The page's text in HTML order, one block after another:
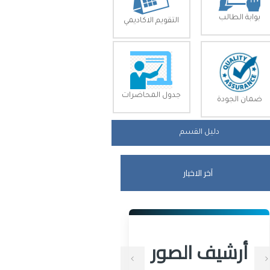
بوابة الطالب التقويم الاكاديمي
ضمان الجودة جدول المحاضرات
دليل القسم
آخر الاخبار
أرشيف الصور